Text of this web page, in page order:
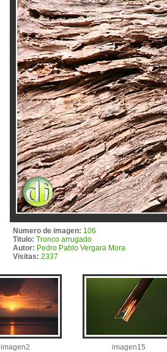
Numero de imagen: 106
Titulo: Tronco arrugado
Autor: Pedro Pablo Vergara Mora
Visitas: 2337
imagen2 imagen15